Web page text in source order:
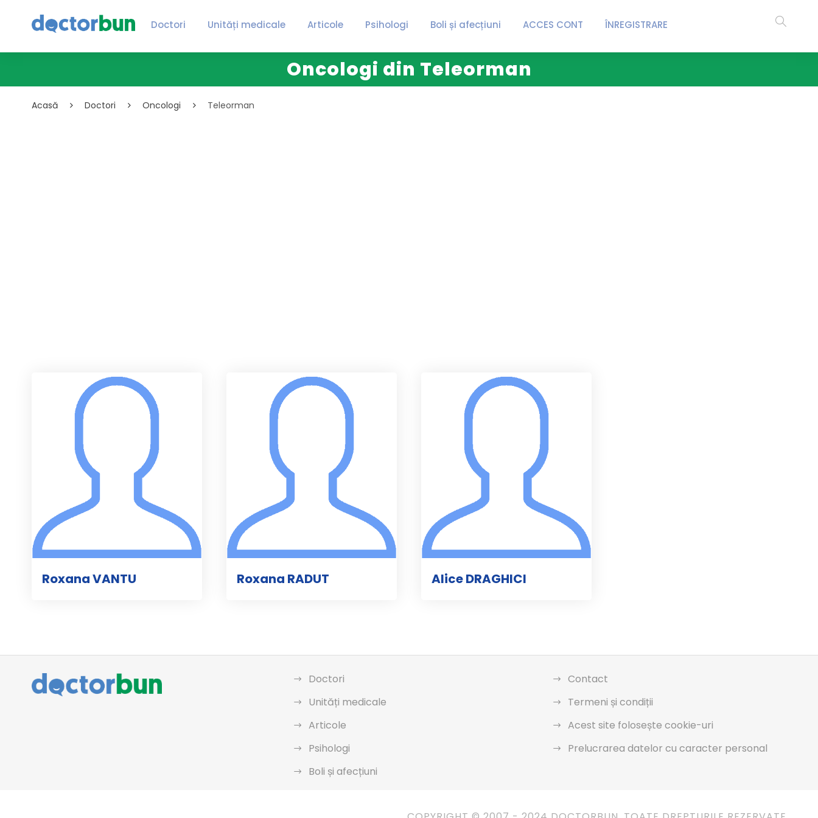
Doctori Unități medicale Articole Psihologi Boli și afecțiuni ACCES CONT ÎNREGISTRARE
Oncologi din Teleorman
Acasă Doctori Oncologi Teleorman
Roxana VANTU Roxana RADUT Alice DRAGHICI
Doctori
Unități medicale
Articole
Psihologi
Boli și afecțiuni
Contact
Termeni și condiții
Acest site folosește cookie-uri
Prelucrarea datelor cu caracter personal